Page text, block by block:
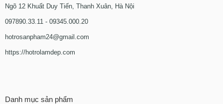
Ngõ 12 Khuất Duy Tiến, Thanh Xuân, Hà Nội
097890.33.11 - 09345.000.20
hotrosanpham24@gmail.com
https://hotrolamdep.com
Danh mục sản phẩm